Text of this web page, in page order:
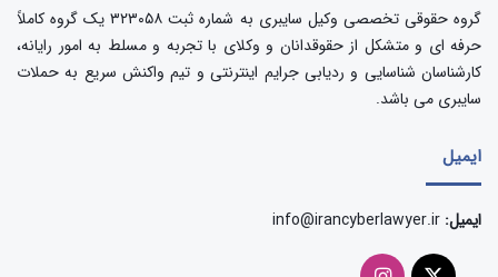
گروه حقوقی تخصصی وکیل سایبری به شماره ثبت ۳۲۳۰۵۸ یک گروه کاملاً
حرفه ای و متشکل از حقوقدانان و وکلای با تجربه و مسلط به امور رایانه،
کارشناسان شناسایی و ردیابی جرایم اینترنتی و تیم واکنش سریع به حملات
سایبری می باشد.
ایمیل
ایمیل: info@irancyberlawyer.ir